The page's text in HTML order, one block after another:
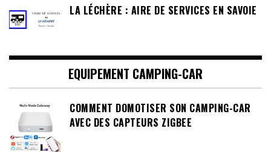
LA LÉCHÈRE : AIRE DE SERVICES EN SAVOIE
EQUIPEMENT CAMPING-CAR
COMMENT DOMOTISER SON CAMPING-CAR
AVEC DES CAPTEURS ZIGBEE